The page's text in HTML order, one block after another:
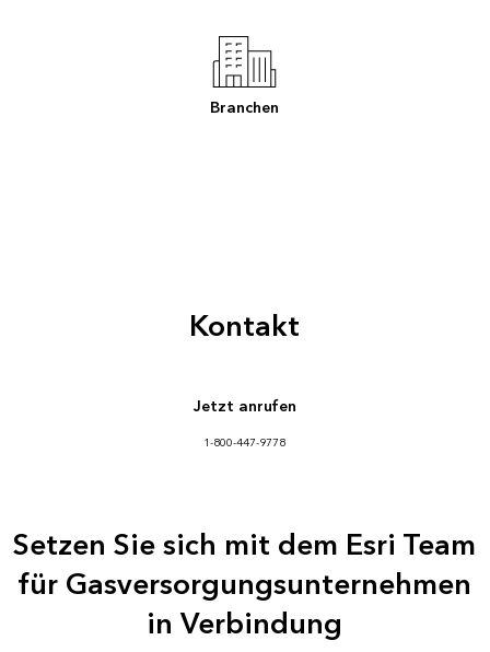
Branchen
Kontakt
Jetzt anrufen
1-800-447-9778
Setzen Sie sich mit dem Esri Team
für Gasversorgungsunternehmen
in Verbindung